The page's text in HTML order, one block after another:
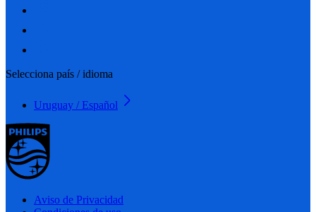
Selecciona país / idioma
Uruguay / Español
Aviso de Privacidad